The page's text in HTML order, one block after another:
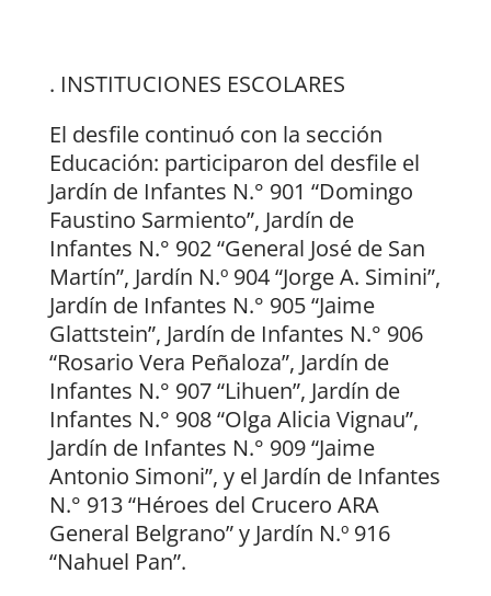
. INSTITUCIONES ESCOLARES
El desfile continuó con la sección
Educación: participaron del desfile el
Jardín de Infantes N.° 901 “Domingo
Faustino Sarmiento”, Jardín de
Infantes N.° 902 “General José de San
Martín”, Jardín N.º 904 “Jorge A. Simini”,
Jardín de Infantes N.° 905 “Jaime
Glattstein”, Jardín de Infantes N.° 906
“Rosario Vera Peñaloza”, Jardín de
Infantes N.° 907 “Lihuen”, Jardín de
Infantes N.° 908 “Olga Alicia Vignau”,
Jardín de Infantes N.° 909 “Jaime
Antonio Simoni”, y el Jardín de Infantes
N.° 913 “Héroes del Crucero ARA
General Belgrano” y Jardín N.º 916
“Nahuel Pan”.